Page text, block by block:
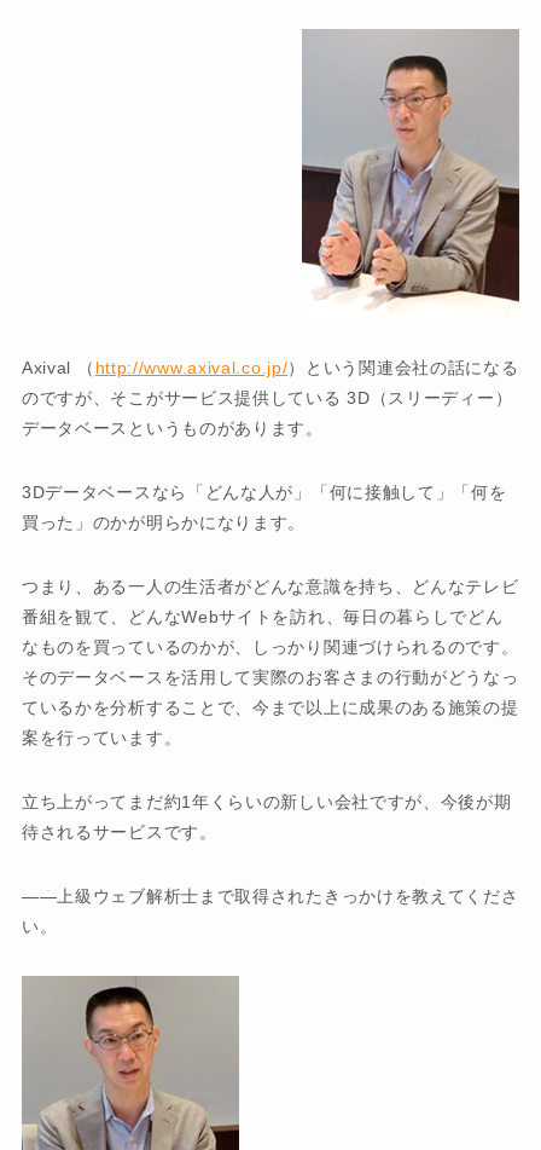
Axival （ http://www.axival.co.jp/）という関連会社の話になる
のですが、そこがサービス提供している 3D（スリーディー）
データベースというものがあります。
3Dデータベースなら「どんな人が」「何に接触して」「何を
買った」のかが明らかになります。
つまり、ある一人の生活者がどんな意識を持ち、どんなテレビ
番組を観て、どんなWebサイトを訪れ、毎日の暮らしでどん
なものを買っているのかが、しっかり関連づけられるのです。
そのデータベースを活用して実際のお客さまの行動がどうなっ
ているかを分析することで、今まで以上に成果のある施策の提
案を行っています。
立ち上がってまだ約1年くらいの新しい会社ですが、今後が期
待されるサービスです。
上級ウェブ解析士まで取得されたきっかけを教えてくださ
い。